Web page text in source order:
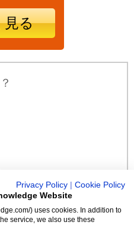
見る
一覧
Privacy Policy
Cookie Policy
Website
) uses cookies. In addition to
service, we also use these